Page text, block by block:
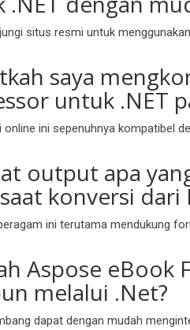
situs resmi untuk
saya
untuk .NET
online ini sepenuhnya kompatibel
output apa
konversi dari
ini terutama mendukung
Aspose eBook
melalui .Net?
dapat dengan mudah